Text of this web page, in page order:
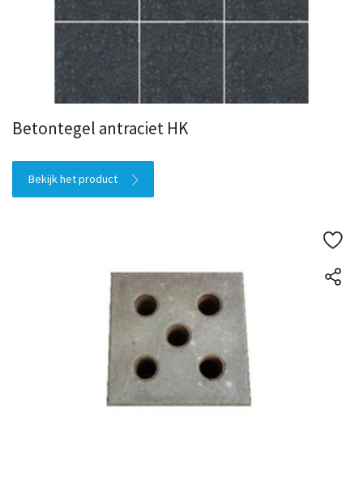
Betontegel antraciet HK
Bekijk het product